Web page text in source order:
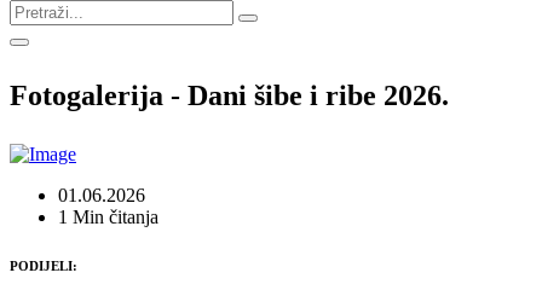
Fotogalerija - Dani šibe i ribe 2026.
01.06.2026
1 Min čitanja
PODIJELI: